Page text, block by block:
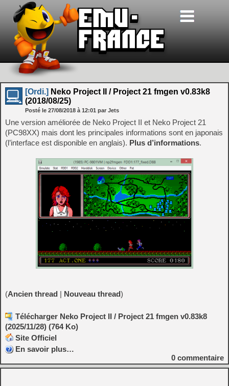
[Ordi.] Neko Project II / Project 21 fmgen v0.83k8
(2018/08/25)
Posté le 27/08/2018 à 12:01 par Jets
Une version améliorée de Neko Project II et Neko Project 21
(PC98XX) mais dont les principales informations sont en japonais
(l’interface est disponible en anglais). Plus d’informations.
(Ancien thread | Nouveau thread)
Télécharger Neko Project II / Project 21 fmgen v0.83k8
(2025/11/28) (764 Ko)
Site Officiel
En savoir plus…
0 commentaire